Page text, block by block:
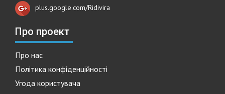
plus.google.com/Ridivira
Про проект
Про нас
Політика конфіденційності
Угода користувача